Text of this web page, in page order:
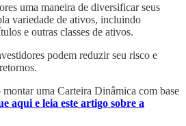
uma maneira de diversificar seus
variedade de ativos, incluindo
e outras classes de ativos.
podem reduzir seu risco e
montar uma Carteira Dinâmica com base
aqui e leia este artigo sobre a